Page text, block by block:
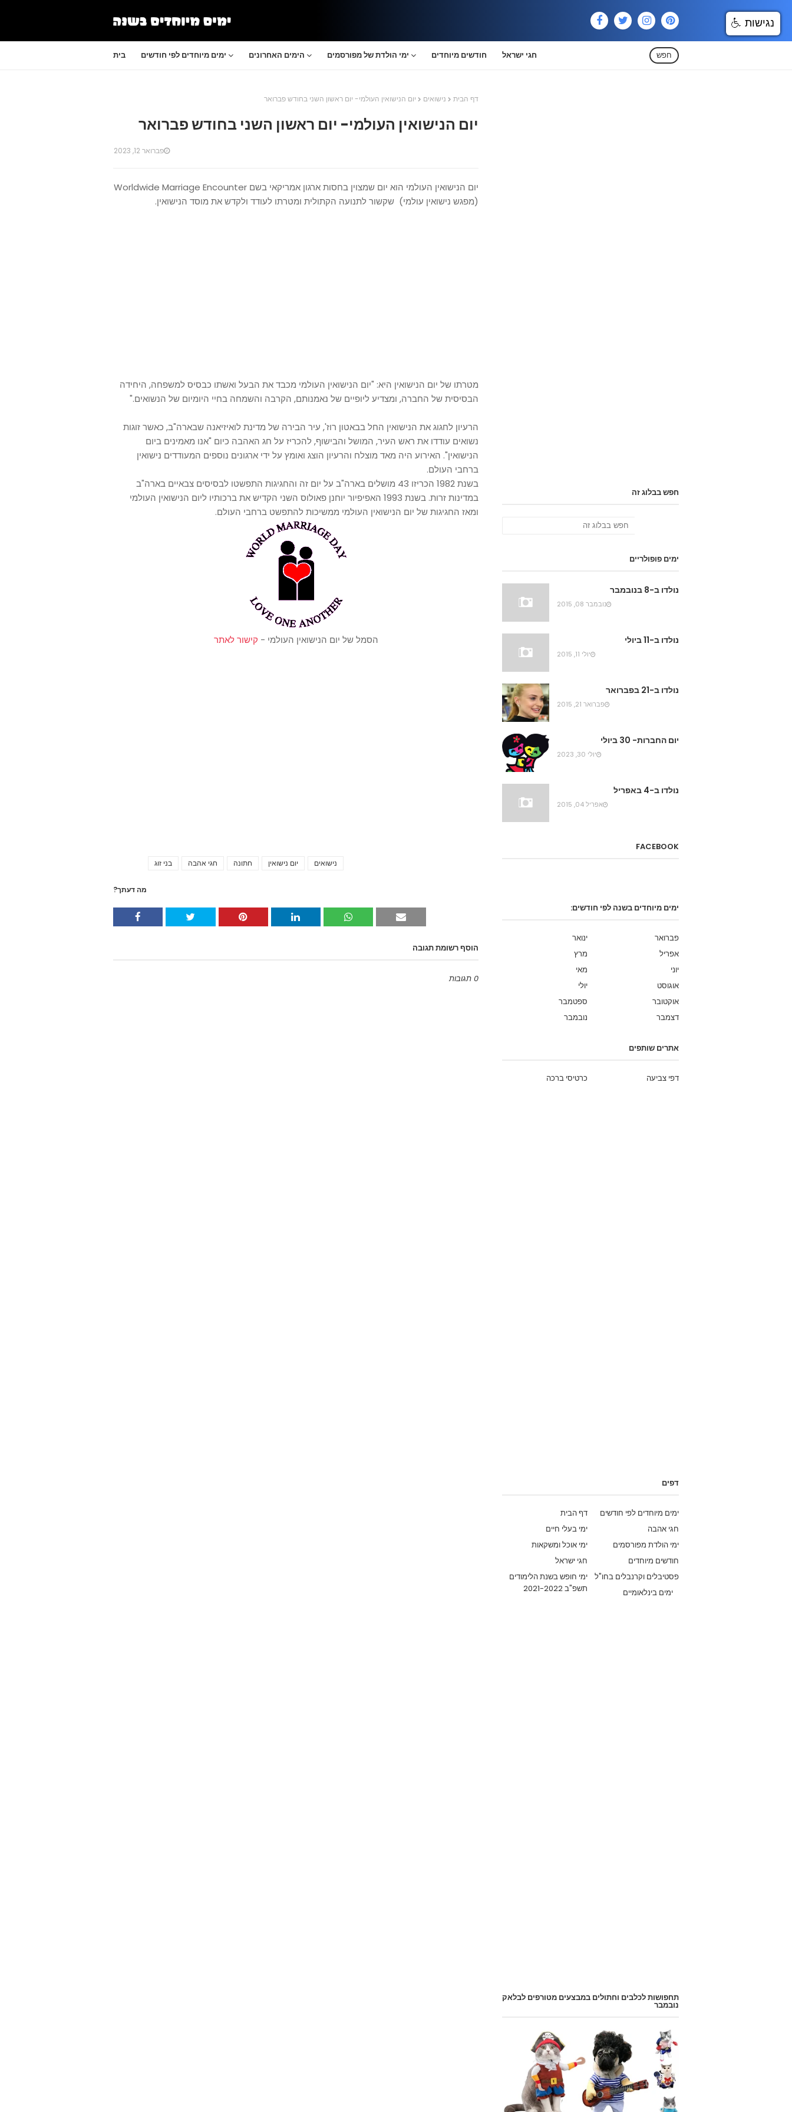
בית ימים מיוחדים לפי חודשים הימים האחרונים ימי הולדת של מפורסמים חודשים מיוחדים חגי ישראל חפש
דף הבית נישואים יום הנישואין העולמי- יום ראשון השני בחודש פברואר
יום הנישואין העולמי- יום ראשון השני בחודש פברואר
פברואר 12, 2023
יום הנישואין העולמי הוא יום שמצוין בחסות ארגון אמריקאי בשם Worldwide Marriage Encounter
(מפגש נישואין עולמי) שקשור לתנועה הקתולית ומטרתו לעודד ולקדש את מוסד הנישואין.
מטרתו של יום הנישואין היא: "יום הנישואין העולמי מכבד את הבעל ואשתו כבסיס למשפחה, היחידה
הבסיסית של החברה, ומצדיע ליופיים של נאמנותם, הקרבה והשמחה בחיי היומיום של הנשואים."
הרעיון לחגוג את הנישואין החל בבאטון רוז', עיר הבירה של מדינת לואיזיאנה שבארה"ב, כאשר זוגות
נשואים עודדו את ראש העיר, המושל והבישוף, להכריז על חג האהבה כיום "אנו מאמינים ביום
הנישואין". האירוע היה מאד מוצלח והרעיון הוצג ואומץ על ידי ארגונים נוספים המעודדים נישואין
ברחבי העולם.
בשנת 1982 הכריזו 43 מושלים בארה"ב על יום זה והחגיגות התפשטו לבסיסים צבאיים בארה"ב
במדינות זרות. בשנת 1993 האפיפיור יוחנן פאולוס השני הקדיש את ברכותיו ליום הנישואין העולמי
ומאז החגיגות של יום הנישואין העולמי ממשיכות להתפשט ברחבי העולם.
הסמל של יום הנישואין העולמי - קישור לאתר
בני זוג חגי אהבה חתונה יום נישואין נישואים
מה דעתך?
הוסף רשומת תגובה
0 תגובות
חפש בבלוג זה
ימים פופולריים
נולדו ב-8 בנובמבר
נובמבר 08, 2015
נולדו ב-11 ביולי
יולי 11, 2015
נולדו ב-21 בפברואר
פברואר 21, 2015
יום החברות- 30 ביולי
יולי 30, 2023
נולדו ב-4 באפריל
אפריל 04, 2015
FACEBOOK
ימים מיוחדים בשנה לפי חודשים:
ינואר
פברואר
מרץ
אפריל
מאי
יוני
יולי
אוגוסט
ספטמבר
אוקטובר
נובמבר
דצמבר
אתרים שותפים
כרטיסי ברכה דפי צביעה
דפים
דף הבית
ימים מיוחדים לפי חודשים
ימי בעלי חיים
חגי אהבה
ימי אוכל ומשקאות
ימי הולדת מפורסמים
חגי ישראל
חודשים מיוחדים
ימי חופש בשנת הלימודים
תשפ"ב 2021-2022
פסטיבלים וקרנבלים בחו"ל
ימים בינלאומיים
תחפושות לכלבים וחתולים במבצעים מטורפים לבלאק
נובמבר
נגישות